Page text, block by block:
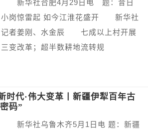
新华社合肥4月29日电 题：昔日
小岗惊雷起 如今江淮花盛开 新华社
记者姜刚、水金辰 七成以上村开展
三变改革；超半数耕地流转规
时代·伟大变革丨新疆伊犁百年古
码”
新华社乌鲁木齐5月1日电 题：新疆